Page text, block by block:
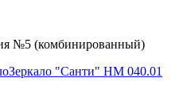
№5 (комбинированный)
Зеркало "Санти" НМ 040.01